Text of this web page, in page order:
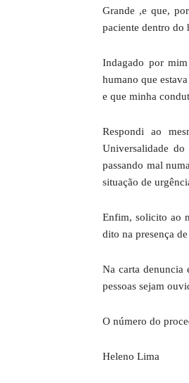
Grande ,e que,
paciente dentro do
Indagado por
humano que
e que minha
Respondi ao
Universalidade
passando mal
situação de
Enfim, solicito ao
dito na presença
Na carta denuncia
pessoas sejam
O número do
Heleno Lima